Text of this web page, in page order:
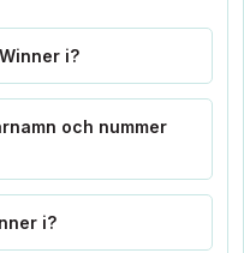
i?
och nummer
i?